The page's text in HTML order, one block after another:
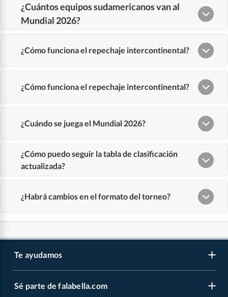
Te ayudamos
Atención por WhatsApp
Sé parte de falabella.com